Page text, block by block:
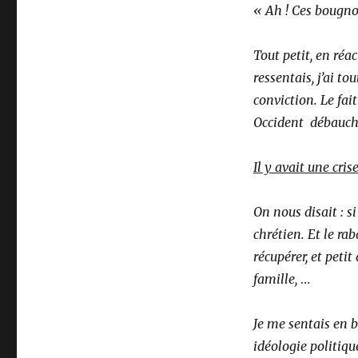
« Ah ! Ces
Tout petit, en
ressentais, j’ai
conviction. Le fait
Occident
Il y avait une
On nous disait :
chrétien. Et le
récupérer, et
famille, …
Je me sentais en
idéologie